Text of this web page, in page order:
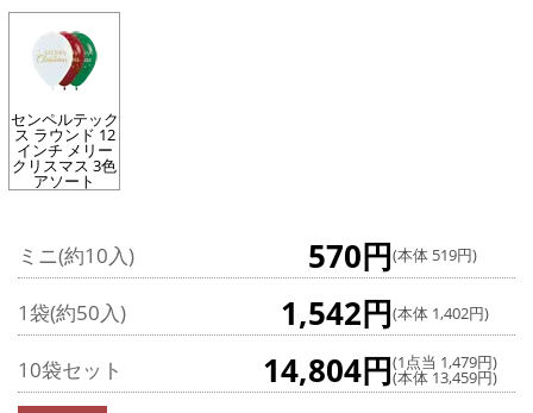
センペルテック
ス ラウンド 12
インチ メリー
クリスマス 3色
アソート
ミニ(約10入) 570円(本体 519円)
1袋(約50入) 1,542円(本体 1,402円)
10袋セット 14,804円(1点当 1,479円)
(本体 13,459円)